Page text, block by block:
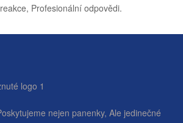
Profesionální odpovědi.
nejen panenky, Ale jedinečné